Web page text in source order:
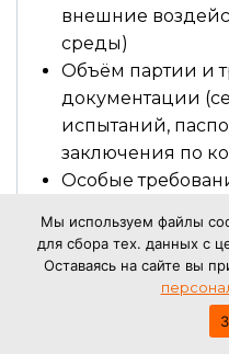
внешние
среды)
Объём партии и
документации
испытаний,
заключения по
Особые
стали и партии)
Наши специалисты
техническое
предложат
Мы используем файлы
для сбора тех. данных с
Оставаясь на сайте вы